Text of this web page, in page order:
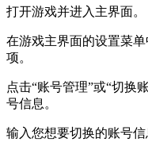
打开游戏并进入主界面。
在游戏主界面的设置菜
项。
点击“账号管理”或“切换
号信息。
输入您想要切换的账号